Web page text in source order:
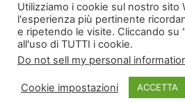
n
n
i
a
g
© 2026 Marchio Registrato Spotted
Utilizziamo i cookie sul nostro sito
l'esperienza più pertinente
e ripetendo le visite. Cliccando su
all'uso di TUTTI i cookie.
Do not sell my personal
Cookie impostazioni ACCETTA